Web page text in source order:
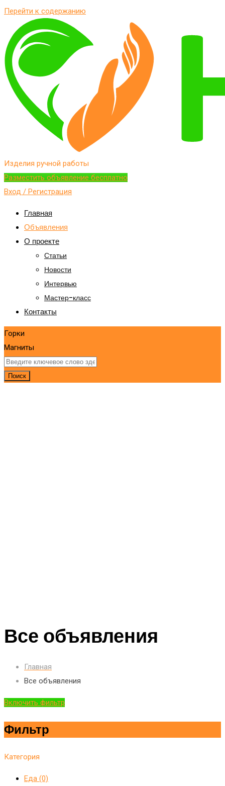
Перейти к содержанию
Изделия ручной работы
Разместить объявление бесплатно
Вход / Регистрация
Главная
Объявления
О проекте
Статьи
Новости
Интервью
Мастер-класс
Контакты
Горки
Магниты
Поиск
Все объявления
Главная
Все объявления
Включить фильтр
Фильтр
Категория
Еда (0)